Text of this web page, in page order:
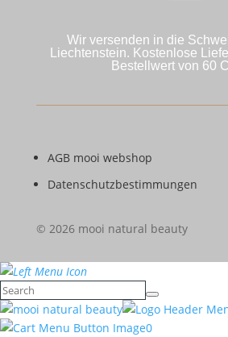
Wir versenden in die
Liechtenstein. Kostenlose
Bestellwert von 60
AGB mooi webshop
Datenschutzbestimmungen
© 2026 mooi natural beauty
0